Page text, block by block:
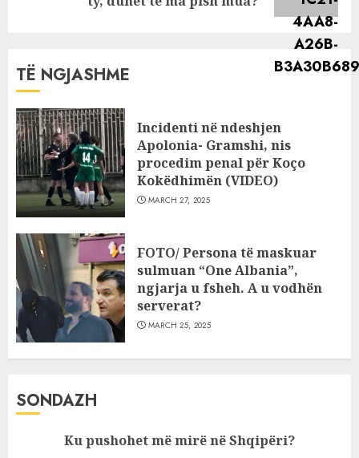
TË NGJASHME
Incidenti në ndeshjen
Apolonia- Gramshi, nis
procedim penal për Koço
Kokëdhimën (VIDEO)
MARCH 27, 2025
FOTO/ Persona të maskuar
sulmuan “One Albania”,
ngjarja u fsheh. A u vodhën
serverat?
MARCH 25, 2025
SONDAZH
Ku pushohet më mirë në Shqipëri?